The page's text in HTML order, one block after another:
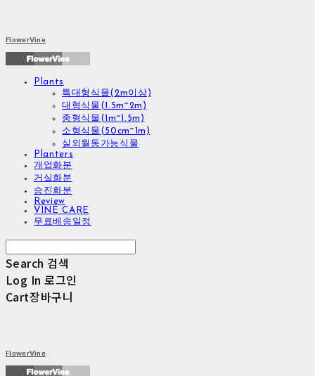
FlowerVine
Plants
특대형식물(2m이상)
대형식물(1.5m~2m)
중형식물(1m~1.5m)
소형식물(50cm~1m)
실외월동가능식물
Planters
개업화분
거실화분
승진화분
Review
VINE CARE
무료배송일정
Search 검색
Log In 로그인
Cart장바구니
FlowerVine